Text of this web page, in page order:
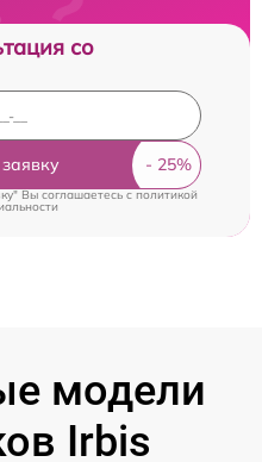
со
Вы соглашаетесь c политикой
модели
Irbis